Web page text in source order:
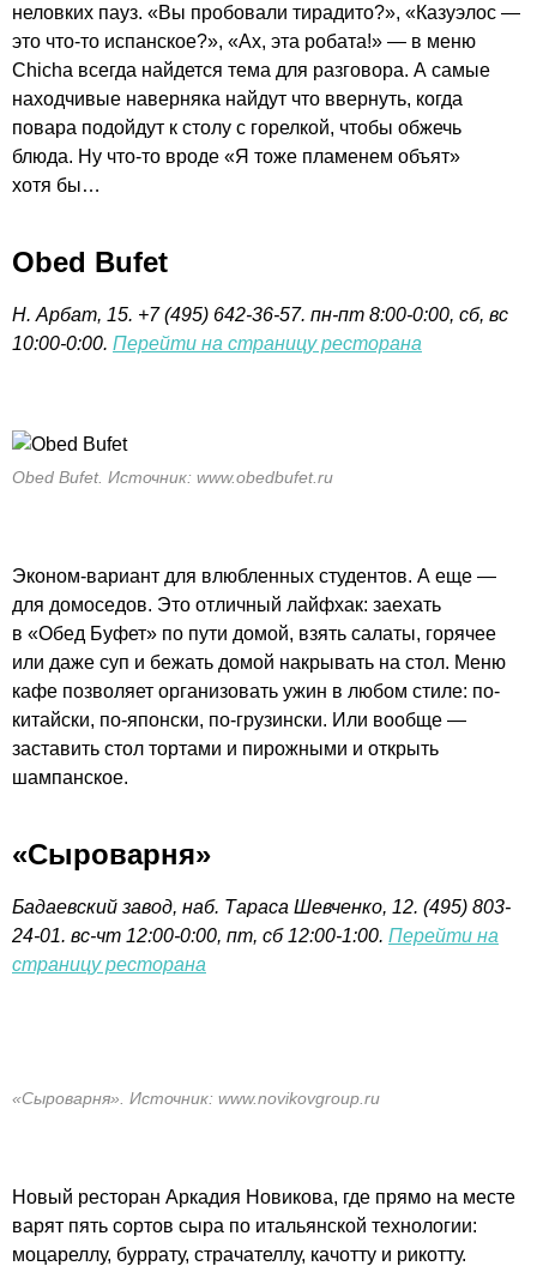
неловких пауз. «Вы пробовали тирадито?», «Казуэлос —
это что-то испанское?», «Ах, эта робата!» — в меню
Chicha всегда найдется тема для разговора. А самые
находчивые наверняка найдут что ввернуть, когда
повара подойдут к столу с горелкой, чтобы обжечь
блюда. Ну что-то вроде «Я тоже пламенем объят»
хотя бы…
Obed Bufet
Н. Арбат, 15. +7(495) 642-36-57. пн-пт 8:00-0:00, сб, вс
10:00-0:00. Перейти на страницу ресторана
Obed Bufet. Источник: www.obedbufet.ru
Эконом-вариант для влюбленных студентов. А еще —
для домоседов. Это отличный лайфхак: заехать
в «Обед Буфет» по пути домой, взять салаты, горячее
или даже суп и бежать домой накрывать на стол. Меню
кафе позволяет организовать ужин в любом стиле: по-
китайски, по-японски, по-грузински. Или вообще —
заставить стол тортами и пирожными и открыть
шампанское.
«Сыроварня»
Бадаевский завод, наб. Тараса Шевченко, 12. (495) 803-
24-01. вс-чт 12:00-0:00, пт, сб 12:00-1:00. Перейти на
страницу ресторана
«Сыроварня». Источник: www.novikovgroup.ru
Новый ресторан Аркадия Новикова, где прямо на месте
варят пять сортов сыра по итальянской технологии:
моцареллу, буррату, страчателлу, качотту и рикотту.